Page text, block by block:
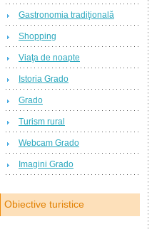
Gastronomia tradiţională
Shopping
Viaţa de noapte
Istoria Grado
Grado
Turism rural
Webcam Grado
Imagini Grado
Obiective turistice